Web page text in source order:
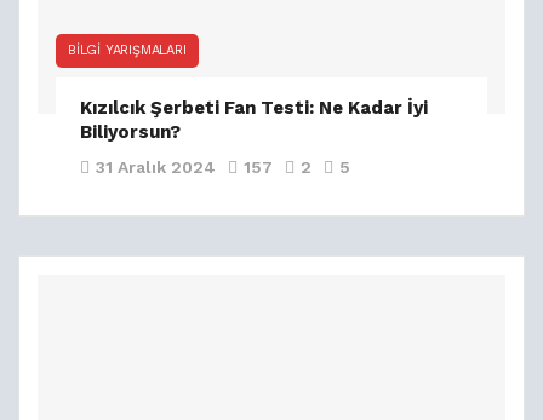
BILGI YARIŞMALARI
Kızılcık Şerbeti Fan Testi: Ne Kadar İyi
Biliyorsun?
31 Aralık 2024 157 2 5